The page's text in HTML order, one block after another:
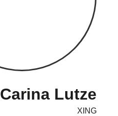
Carina Lutze
XING